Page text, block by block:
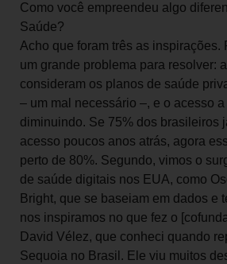
Como você empreendeu algo
Saúde?
Acho que foram três as inspirações.
um grande problema para resolver:
consideram os planos de saúde
– um mal necessário –, e o acesso
diminuindo. Se 75% dos brasileiros
acesso poucos anos atrás, agora
perto de 80%. Segundo, vimos o
de saúde digitais nos EUA, como
Bright, que se baseiam em dados e
nos inspiramos no que fez o
David Vélez, que conheci quando
Sequoia no Brasil. Ele viu muitos